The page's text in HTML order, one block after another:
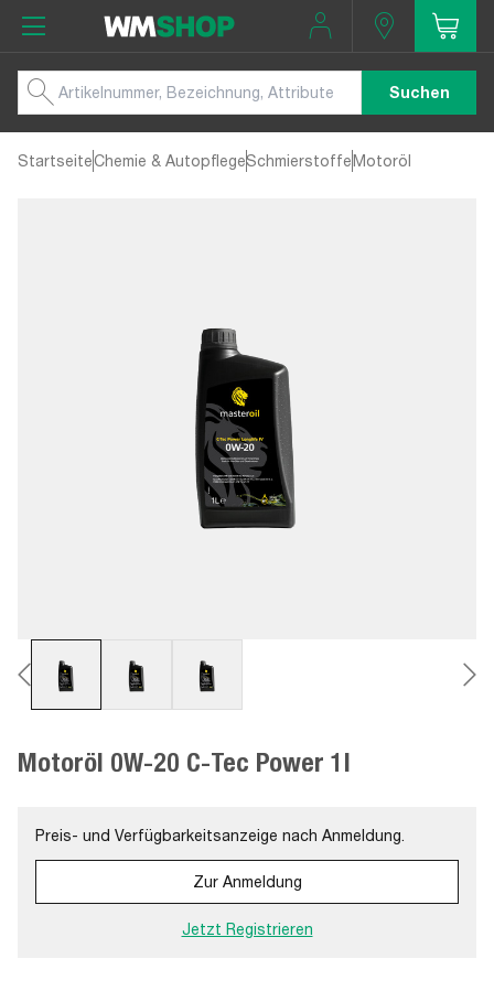
Suchen
StartseiteChemie & AutopflegeSchmierstoffeMotoröl
Motoröl 0W-20 C-Tec Power 1l
Preis- und Verfügbarkeitsanzeige nach Anmeldung.
Zur Anmeldung
Jetzt Registrieren